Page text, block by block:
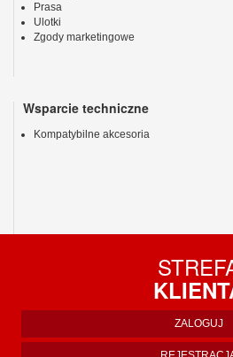
Prasa
Ulotki
Zgody marketingowe
Wsparcie techniczne
Kompatybilne akcesoria
ZALOGUJ